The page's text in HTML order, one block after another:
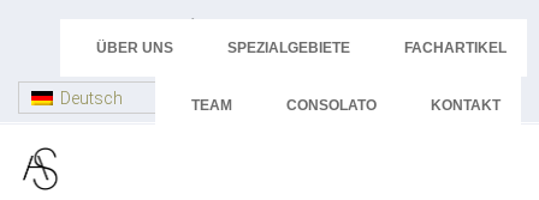
advokatur@dr-schoepf.at
Deutsch
ÜBER UNS SPEZIALGEBIETE FACHARTIKEL
TEAM CONSOLATO KONTAKT